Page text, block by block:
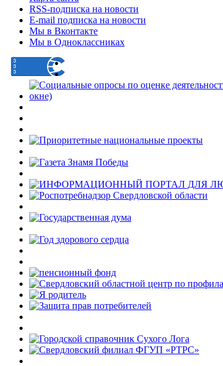
RSS-подписка на новости
E-mail подписка на новости
Мы в Вконтакте
Мы в Одноклассниках